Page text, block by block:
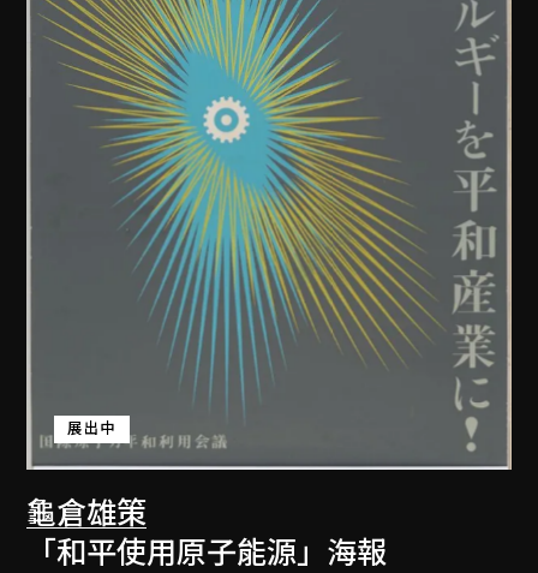
龜倉雄策
展出中
「和平使用原子能源」海報